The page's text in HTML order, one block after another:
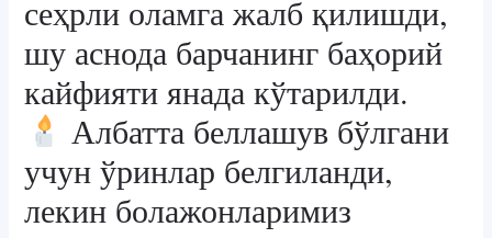
сеҳрли оламга жалб қилишди,
шу аснода барчанинг баҳорий
кайфияти янада кўтарилди.
Албатта беллашув бўлгани
учун ўринлар белгиланди,
лекин болажонларимиз